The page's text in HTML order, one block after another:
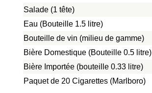
Salade (1 tête)
Eau (Bouteille 1.5 litre)
Bouteille de vin (milieu de gamme)
Bière Domestique (Bouteille 0.5 litre)
Bière Importée (bouteille 0.33 litre)
Paquet de 20 Cigarettes (Marlboro)